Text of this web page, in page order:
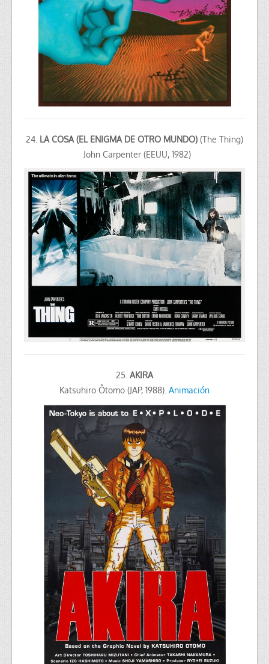
24. LA COSA (EL ENIGMA DE OTRO MUNDO) (The Thing)
John Carpenter (EEUU, 1982)
25. AKIRA
Katsuhiro Ôtomo (JAP, 1988). Animación